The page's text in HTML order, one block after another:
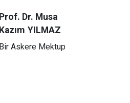
Prof. Dr. Musa
Kazım YILMAZ
Bir Askere Mektup